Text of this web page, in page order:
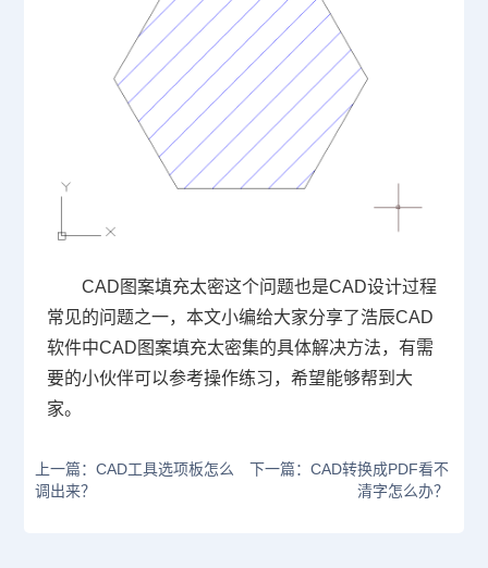
CAD图案填充太密这个问题也是CAD设计过程
常见的问题之一，本文小编给大家分享了浩辰CAD
软件中CAD图案填充太密集的具体解决方法，有需
要的小伙伴可以参考操作练习，希望能够帮到大
家。
上一篇：CAD工具选项板怎么
调出来？
下一篇：CAD转换成PDF看不
清字怎么办？